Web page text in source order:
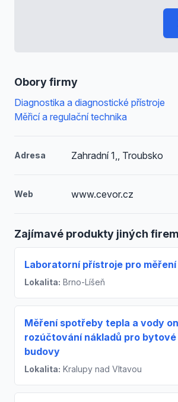
Obory firmy
Diagnostika a diagnostické přístroje
Měřicí a regulační technika
Adresa Zahradní 1,, Troubsko
Web www.cevor.cz
Zajímavé produkty jiných firem
Laboratorní přístroje pro
Lokalita: Brno-Líšeň
Měření spotřeby tepla a vody
rozúčtování nákladů pro
budovy
Lokalita: Kralupy nad Vltavou